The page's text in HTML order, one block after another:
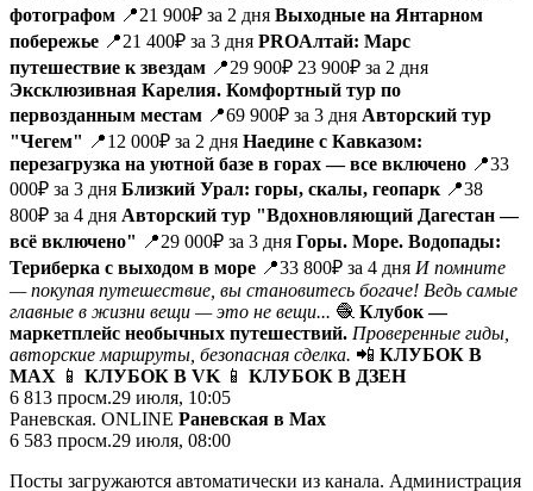
фотографом 📍21 900₽ за 2 дня Выходные на Янтарном
побережье 📍21 400₽ за 3 дня PROАлтай: Марс
путешествие к звездам 📍29 900₽ 23 900₽ за 2 дня
Эксклюзивная Карелия. Комфортный тур по
первозданным местам 📍69 900₽ за 3 дня Авторский тур
"Чегем" 📍12 000₽ за 2 дня Наедине с Кавказом:
перезагрузка на уютной базе в горах — все включено 📍33
000₽ за 3 дня Близкий Урал: горы, скалы, геопарк 📍38
800₽ за 4 дня Авторский тур "Вдохновляющий Дагестан —
всё включено" 📍29 000₽ за 3 дня Горы. Море. Водопады:
Териберка с выходом в море 📍33 800₽ за 4 дня И помните
— покупая путешествие, вы становитесь богаче! Ведь самые
главные в жизни вещи — это не вещи... 🧶 Клубок —
маркетплейс необычных путешествий. Проверенные гиды,
авторские маршруты, безопасная сделка. 📲 КЛУБОК В
MAX 📱 КЛУБОК В VK 📱 КЛУБОК В ДЗЕН
6 813 просм.29 июля, 10:05
Раневская. ONLINE Раневская в Мах
6 583 просм.29 июля, 08:00
Посты загружаются автоматически из канала. Администрация